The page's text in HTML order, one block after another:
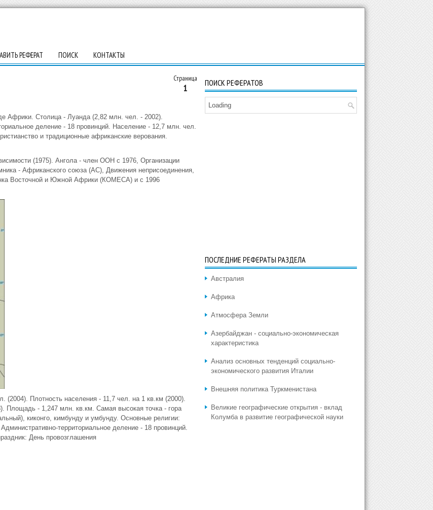
РЕФЕРАТ ПОИСК КОНТАКТЫ
Страница
1
Африки. Столица - Луанда (2,82 млн. чел. - 2002).
деление - 18 провинций. Население - 12,7 млн. чел.
и традиционные африканские верования.
(1975). Ангола - член ООН с 1976, Организации
- Африканского союза (АС), Движения неприсоединения,
Восточной и Южной Африки (КОМЕСА) и с 1996
Плотность населения - 11,7 чел. на 1 кв.км (2000).
Площадь - 1,247 млн. кв.км. Самая высокая точка - гора
киконго, кимбунду и умбунду. Основные религии:
территориальное деление - 18 провинций.
День провозглашения
ПОИСК РЕФЕРАТОВ
Loading
ПОСЛЕДНИЕ РЕФЕРАТЫ РАЗДЕЛА
Австралия
Африка
Атмосфера Земли
Азербайджан - социально-экономическая
характеристика
Анализ основных тенденций социально-
экономического развития Италии
Внешняя политика Туркменистана
Великие географические открытия - вклад
Колумба в развитие географической науки